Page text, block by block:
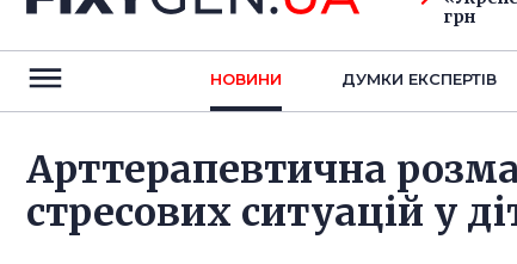
грн
НОВИНИ ДУМКИ ЕКСПЕРТIВ
Арттерапевтична
стресових ситуацій у